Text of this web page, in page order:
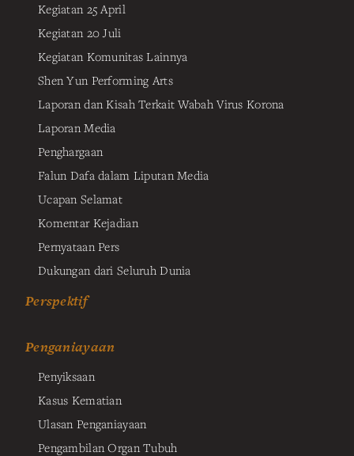
Kegiatan 25 April
Kegiatan 20 Juli
Kegiatan Komunitas Lainnya
Shen Yun Performing Arts
Laporan dan Kisah Terkait Wabah Virus Korona
Laporan Media
Penghargaan
Falun Dafa dalam Liputan Media
Ucapan Selamat
Komentar Kejadian
Pernyataan Pers
Dukungan dari Seluruh Dunia
Perspektif
Penganiayaan
Penyiksaan
Kasus Kematian
Ulasan Penganiayaan
Pengambilan Organ Tubuh